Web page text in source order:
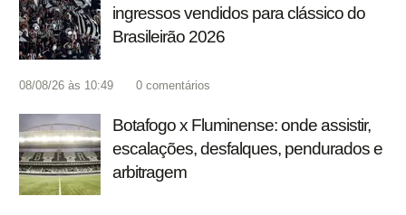
ingressos vendidos para clássico do
Brasileirão 2026
08/08/26 às 10:49 0 comentários
Botafogo x Fluminense: onde assistir,
escalações, desfalques, pendurados e
arbitragem